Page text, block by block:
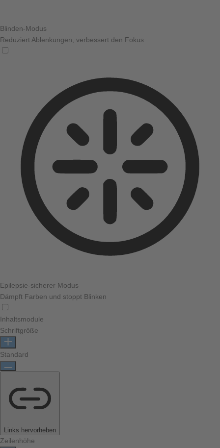
Blinden-Modus
Reduziert Ablenkungen, verbessert den Fokus
Epilepsie-sicherer Modus
Dämpft Farben und stoppt Blinken
Inhaltsmodule
Schriftgröße
Standard
Links hervorheben
Zeilenhöhe